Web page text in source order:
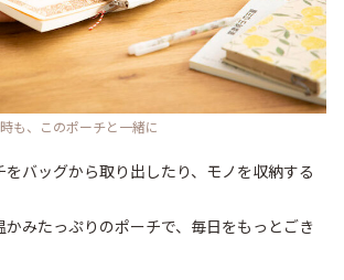
も、このポーチと一緒に
をバッグから取り出したり、モノを収納する
みたっぷりのポーチで、毎日をもっとごき